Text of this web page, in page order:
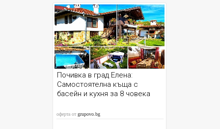
Почивка в град Елена:
Самостоятелна къща с
басейн и кухня за 8 човека
оферта отgrupovo.bg